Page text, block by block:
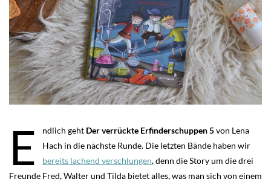
E ndlich geht Der verrückte Erfinderschuppen5von Lena
Hach in die nächste Runde. Die letzten Bände haben wir
bereits lachend verschlungen, denn die Story um die drei
Freunde Fred, Walter und Tilda bietet alles, was man sich von einem